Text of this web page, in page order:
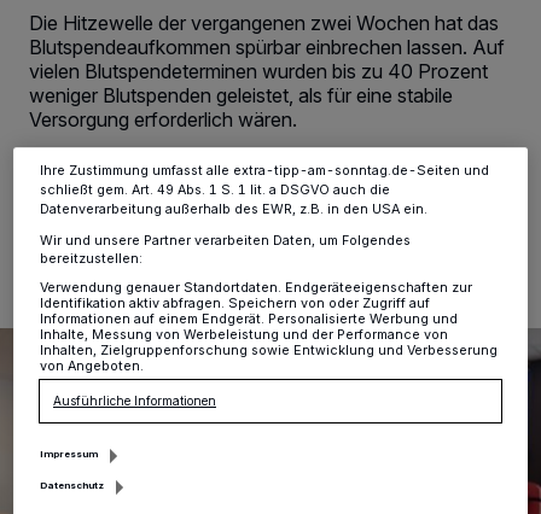
Die Hitzewelle der vergangenen zwei Wochen hat das
Blutspendeaufkommen spürbar einbrechen lassen. Auf
vielen Blutspendeterminen wurden bis zu 40 Prozent
weniger Blutspenden geleistet, als für eine stabile
Versorgung erforderlich wären.
03.07.2026 , 08:20 Uhr Eine Minute Lesezeit
Zwecke. Wenn Tracker deaktiviert sind, sind manche Inhalte und
Anzeigen möglicherweise nicht mehr so relevant für Sie. Sie können
dieses Menü jederzeit wieder aufrufen, um Ihre Einstellungen zu
ändern oder Ihre Einwilligung zu widerrufen, indem Sie auf den Link
Einstellungen oder Ablehnen am unteren Rand der Webseite klicken.
Ihre Einstellungen gelten innerhalb unseres Website. Weitere
Ihre Zustimmung umfasst alle extra-tipp-am-sonntag.de-Seiten und
schließt gem. Art. 49 Abs. 1 S. 1 lit. a DSGVO auch die
Datenverarbeitung außerhalb des EWR, z.B. in den USA ein.
Wir und unsere Partner verarbeiten Daten, um Folgendes
bereitzustellen:
Verwendung genauer Standortdaten. Endgeräteeigenschaften zur
Identifikation aktiv abfragen. Speichern von oder Zugriff auf
Informationen auf einem Endgerät. Personalisierte Werbung und
Inhalte, Messung von Werbeleistung und der Performance von
Inhalten, Zielgruppenforschung sowie Entwicklung und Verbesserung
von Angeboten.
Ausführliche Informationen
Impressum
Datenschutz